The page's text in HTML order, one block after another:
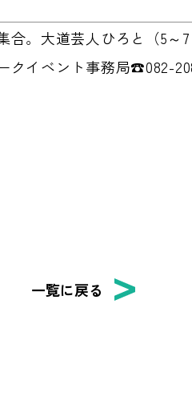
合。大道芸人ひろと（5～
イベント事務局☎082-
一覧に戻る